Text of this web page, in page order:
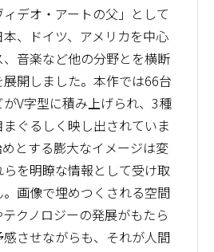
デオ・アートの父」として
、ドイツ、アメリカを中心
音楽など他の分野とを横断
開しました。本作では66台
V字型に積み上げられ、3種
ぐるしく映し出されていま
とする膨大なイメージは変
を明瞭な情報として受け取
画像で埋めつくされる空間
クノロジーの発展がもたら
させながらも、それが人間